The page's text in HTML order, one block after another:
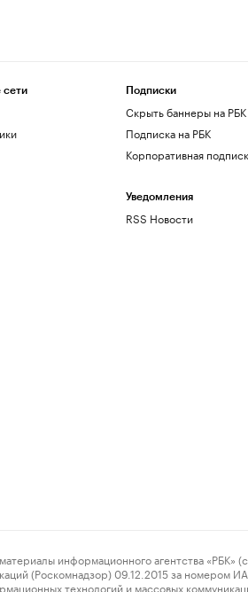
сети Подписки
Скрыть баннеры на РБК
Подписка на РБК
Корпоративная
Уведомления
RSS Новости
информационного агентства «РБК»
(Роскомнадзор) 09.12.2015 за номером
технологий и массовых